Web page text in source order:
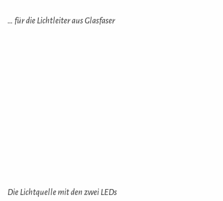
… für die Lichtleiter aus Glasfaser
Die Lichtquelle mit den zwei LEDs